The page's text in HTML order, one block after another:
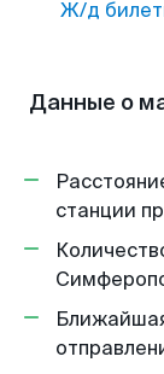
Ж/д
Данные о
станции